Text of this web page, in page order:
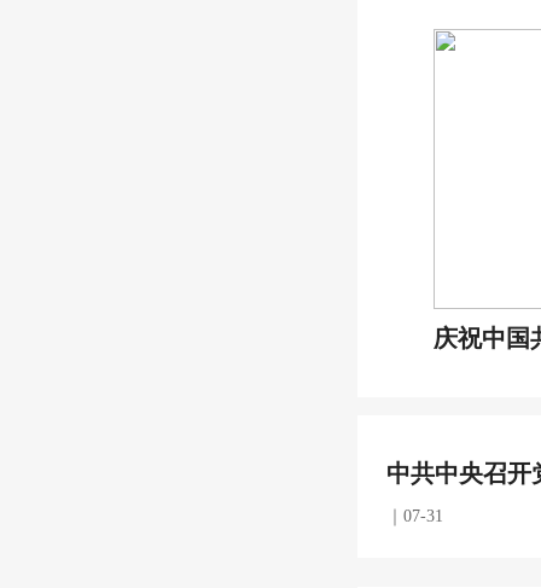
庆祝中国
中共中央召开
｜07-31